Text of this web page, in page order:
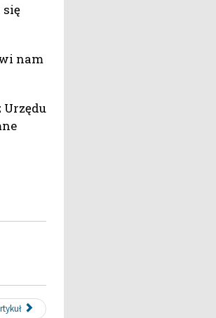
się
nam